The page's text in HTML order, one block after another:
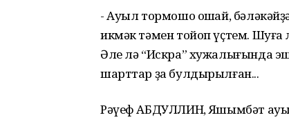
- Ауыл тормошо оҡшай,
икмәк тәмен тойоп үҫтем. Шуға
Әле лә “Искра” хужалығында
шарттар ҙа булдырылған...
Рәүеф АБДУЛЛИН, Яҡшымбәт